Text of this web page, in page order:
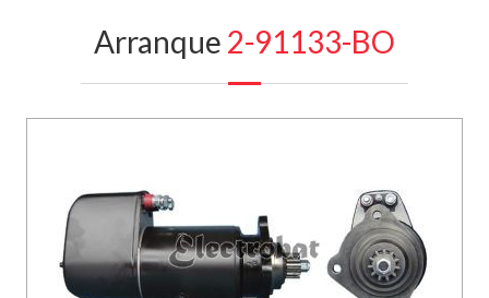
OFERTAS
DESCARGAS
EMPRESA
Arranque 2-91133-BO